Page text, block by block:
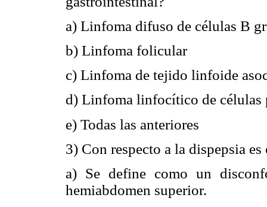
a) Linfoma difuso de células B
b) Linfoma folicular
c) Linfoma de tejido linfoide
d) Linfoma linfocítico de células
e) Todas las anteriores
3) Con respecto a la dispepsia
a) Se define como un
hemiabdomen superior.